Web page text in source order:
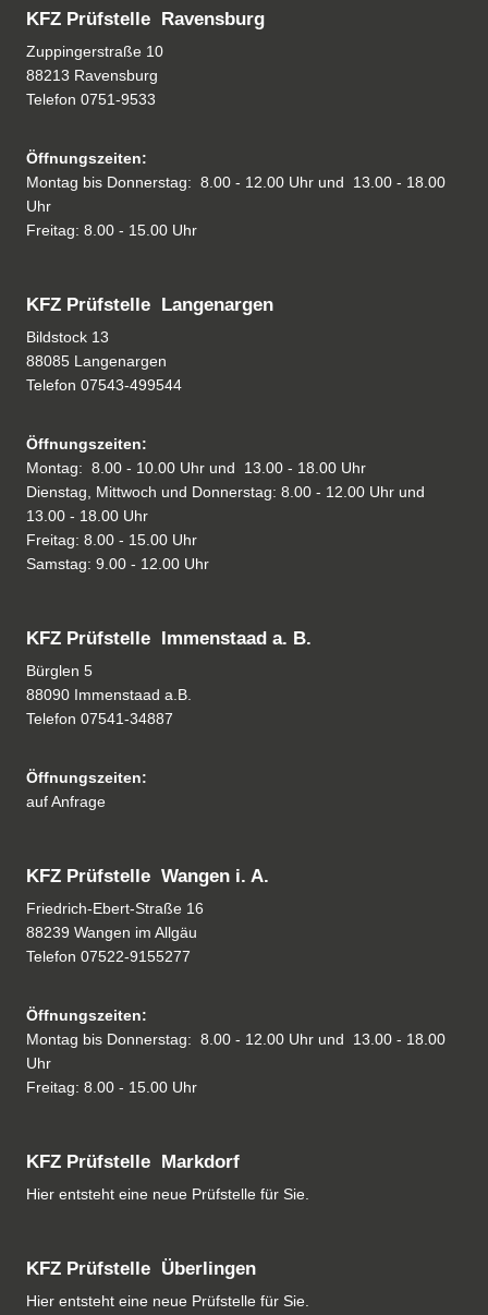
KFZ Prüfstelle Ravensburg
Zuppingerstraße 10
88213 Ravensburg
Telefon 0751-9533
Öffnungszeiten:
Montag bis Donnerstag: 8.00 - 12.00 Uhr und 13.00 - 18.00
Uhr
Freitag: 8.00 - 15.00 Uhr
KFZ Prüfstelle Langenargen
Bildstock 13
88085 Langenargen
Telefon 07543-499544
Öffnungszeiten:
Montag: 8.00 - 10.00 Uhr und 13.00 - 18.00 Uhr
Dienstag, Mittwoch und Donnerstag: 8.00 - 12.00 Uhr und
13.00 - 18.00 Uhr
Freitag: 8.00 - 15.00 Uhr
Samstag: 9.00 - 12.00 Uhr
KFZ Prüfstelle Immenstaad a. B.
Bürglen 5
88090 Immenstaad a.B.
Telefon 07541-34887
Öffnungszeiten:
auf Anfrage
KFZ Prüfstelle Wangen i. A.
Friedrich-Ebert-Straße 16
88239 Wangen im Allgäu
Telefon 07522-9155277
Öffnungszeiten:
Montag bis Donnerstag: 8.00 - 12.00 Uhr und 13.00 - 18.00
Uhr
Freitag: 8.00 - 15.00 Uhr
KFZ Prüfstelle Markdorf
Hier entsteht eine neue Prüfstelle für Sie.
KFZ Prüfstelle Überlingen
Hier entsteht eine neue Prüfstelle für Sie.